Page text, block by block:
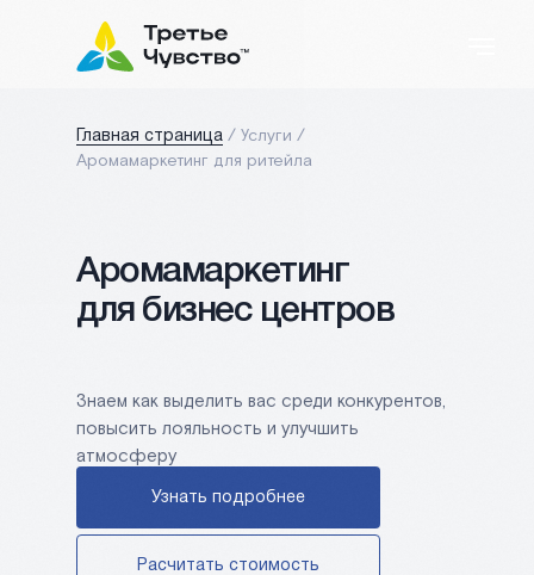
Аромамаркетинг
для бизнес центров
Знаем как выделить вас среди конкурентов,
повысить лояльность и улучшить
атмосферу
Главная страница / Услуги /
Аромамаркетинг для ритейла
Узнать подробнее
Расчитать стоимость